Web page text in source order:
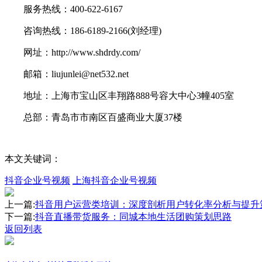
服务热线：400-622-6167
咨询热线：186-6189-2166(刘经理)
网址：http://www.shdrdy.com/
邮箱：liujunlei@net532.net
地址：上海市宝山区丰翔路888号容大中心3幢405室
总部：青岛市市南区百盛商业大厦37楼
本文关键词：
抖音企业号视频 上海抖音企业号视频
上一篇:抖音用户运营类培训：深度剖析用户转化率分析与提升
下一篇:抖音直播带货服务：同城本地生活团购策划思路
返回列表